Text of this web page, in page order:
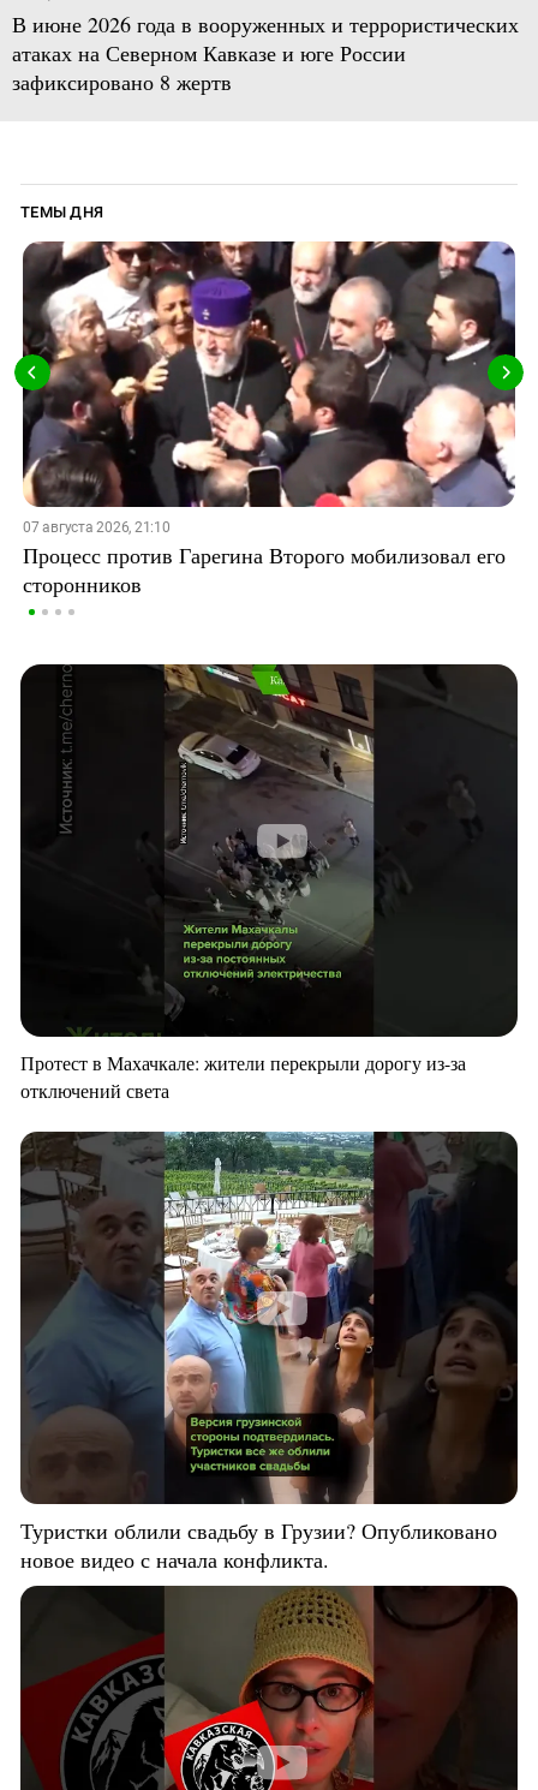
В июне 2026 года в вооруженных и террористических
атаках на Северном Кавказе и юге России
зафиксировано 8 жертв
ТЕМЫ ДНЯ
07 августа 2026, 21:10
Процесс против Гарегина Второго мобилизовал его
сторонников
Протест в Махачкале: жители перекрыли дорогу из-за
отключений света
Туристки облили свадьбу в Грузии? Опубликовано
новое видео с начала конфликта.